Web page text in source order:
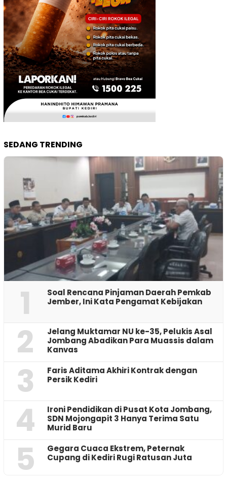
SEDANG TRENDING
1
‎Soal Rencana Pinjaman Daerah Pemkab
Jember, Ini Kata Pengamat Kebijakan ‎
2
Jelang Muktamar NU ke-35, Pelukis Asal
Jombang Abadikan Para Muassis dalam
Kanvas
3
Faris Aditama Akhiri Kontrak dengan
Persik Kediri
4
Ironi Pendidikan di Pusat Kota Jombang,
SDN Mojongapit 3 Hanya Terima Satu
Murid Baru
5
‎Gegara Cuaca Ekstrem, Peternak
Cupang di Kediri Rugi Ratusan Juta